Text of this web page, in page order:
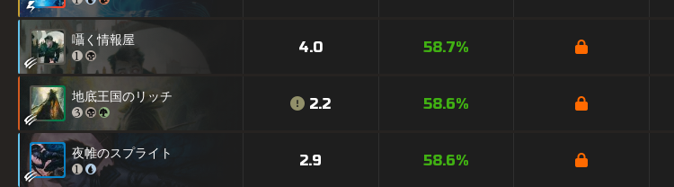
囁く情報屋 4.0 58.7%
地底王国のリッチ 2.2 58.6%
夜帷のスプライト 2.9 58.6%